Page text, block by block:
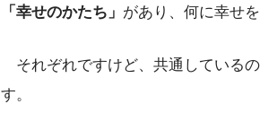
「幸せのかたち」 があり、何に幸せ
それぞれですけど、共通しているの
す。